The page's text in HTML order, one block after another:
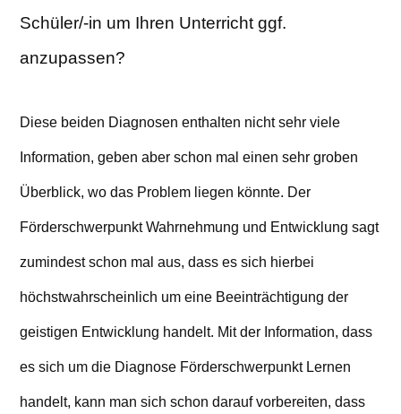
Schüler/-in um Ihren Unterricht ggf.
anzupassen?
Diese beiden Diagnosen enthalten nicht sehr viele
Information, geben aber schon mal einen sehr groben
Überblick, wo das Problem liegen könnte. Der
Förderschwerpunkt Wahrnehmung und Entwicklung sagt
zumindest schon mal aus, dass es sich hierbei
höchstwahrscheinlich um eine Beeinträchtigung der
geistigen Entwicklung handelt. Mit der Information, dass
es sich um die Diagnose Förderschwerpunkt Lernen
handelt, kann man sich schon darauf vorbereiten, dass